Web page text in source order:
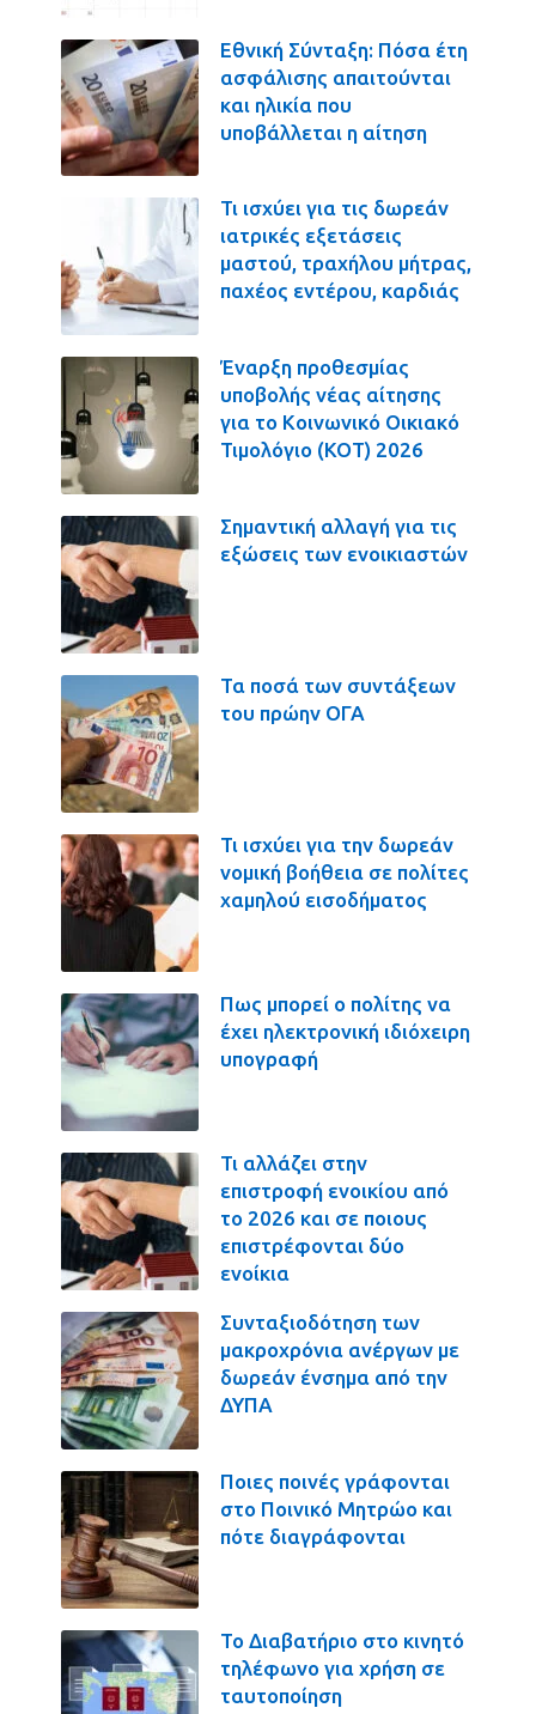
Εθνική Σύνταξη: Πόσα έτη
ασφάλισης απαιτούνται
και ηλικία που
υποβάλλεται η αίτηση
Τι ισχύει για τις δωρεάν
ιατρικές εξετάσεις
μαστού, τραχήλου μήτρας,
παχέος εντέρου, καρδιάς
Έναρξη προθεσμίας
υποβολής νέας αίτησης
για το Κοινωνικό Οικιακό
Τιμολόγιο (ΚΟΤ) 2026
Σημαντική αλλαγή για τις
εξώσεις των ενοικιαστών
Τα ποσά των συντάξεων
του πρώην ΟΓΑ
Τι ισχύει για την δωρεάν
νομική βοήθεια σε πολίτες
χαμηλού εισοδήματος
Πως μπορεί ο πολίτης να
έχει ηλεκτρονική ιδιόχειρη
υπογραφή
Τι αλλάζει στην
επιστροφή ενοικίου από
το 2026 και σε ποιους
επιστρέφονται δύο
ενοίκια
Συνταξιοδότηση των
μακροχρόνια ανέργων με
δωρεάν ένσημα από την
ΔΥΠΑ
Ποιες ποινές γράφονται
στο Ποινικό Μητρώο και
πότε διαγράφονται
Το Διαβατήριο στο κινητό
τηλέφωνο για χρήση σε
ταυτοποίηση